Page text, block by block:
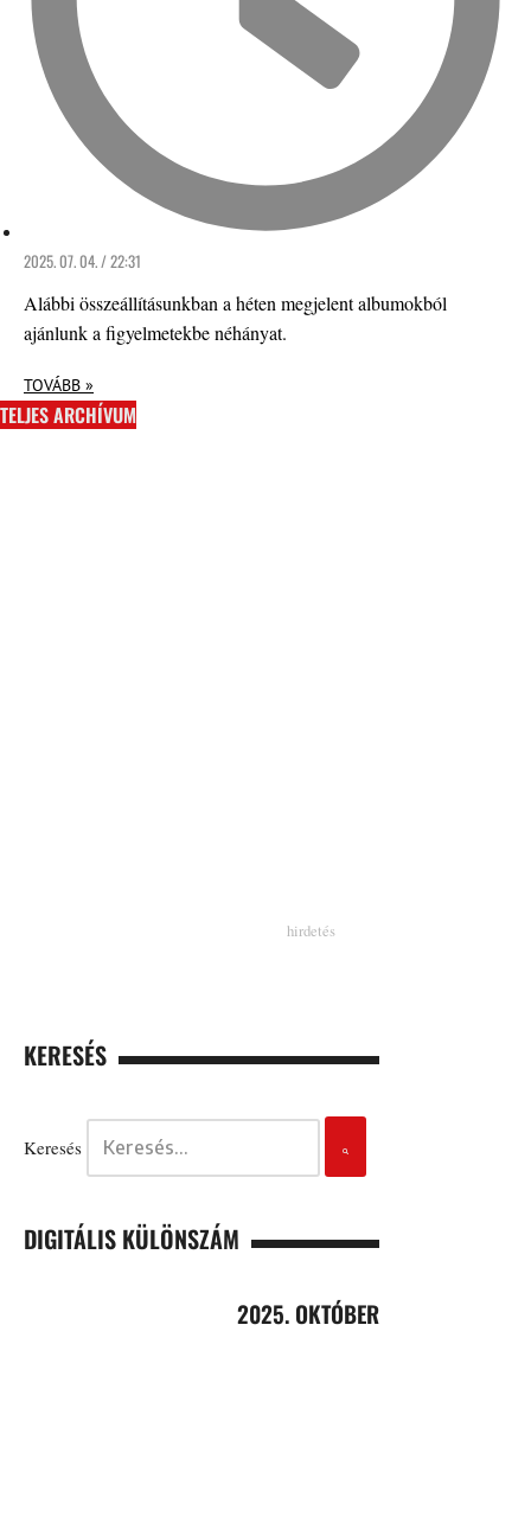
2025. 07. 04. / 22:31
Alábbi összeállításunkban a héten megjelent albumokból
ajánlunk a figyelmetekbe néhányat.
TOVÁBB »
TELJES ARCHÍVUM
KERESÉS
Keresés
DIGITÁLIS KÜLÖNSZÁM
2025. OKTÓBER